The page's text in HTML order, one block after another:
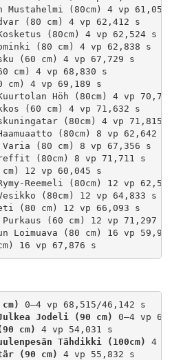
(80cm) 4 vp 61,051
(80 cm) 4 vp 62,412 s
(80cm) 4 vp 62,524 s
(80 cm) 4 vp 62,838 s
(60 cm) 4 vp 67,729 s
cm) 4 vp 68,830 s
4 vp 69,189 s
Höh (80cm) 4 vp
(60 cm) 4 vp 71,632 s
(80cm) 4 vp 71,815
(80cm) 8 vp 62,642 s
(80 cm) 8 vp 67,356 s
(80cm) 8 vp 71,711 s
12 vp 60,045 s
Reemeli (80cm) 12 vp
(80cm) 12 vp 64,833 s
(80 cm) 12 vp 66,093 s
(60 cm) 12 vp 71,297 s
Loimuava (80 cm) 16 vp
Jodeli (90 cm)
cm)
Tähdikki (100cm)
(90 cm)